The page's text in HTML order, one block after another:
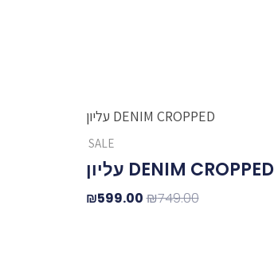
SALE
DENIM CROPPED עליון
₪749.00
המחיר
₪749.00.
₪599.00